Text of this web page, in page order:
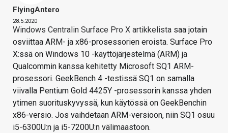
FlyingAntero
28.5.2020
Windows Centralin Surface Pro X artikkelista saa jotain
osviittaa ARM- ja x86-prosessorien eroista. Surface Pro
X:ssä on Windows 10 -käyttöjärjestelmä (ARM) ja
Qualcommin kanssa kehitetty Microsoft SQ1 ARM-
prosessori. GeekBench 4 -testissä SQ1 on samalla
viivalla Pentium Gold 4425Y -prosessorin kanssa yhden
ytimen suorituskyvyssä, kun käytössä on GeekBenchin
x86-versio. Jos vaihdetaan ARM-versioon, niin SQ1 osuu
i5-6300U:n ja i5-7200U:n välimaastoon.